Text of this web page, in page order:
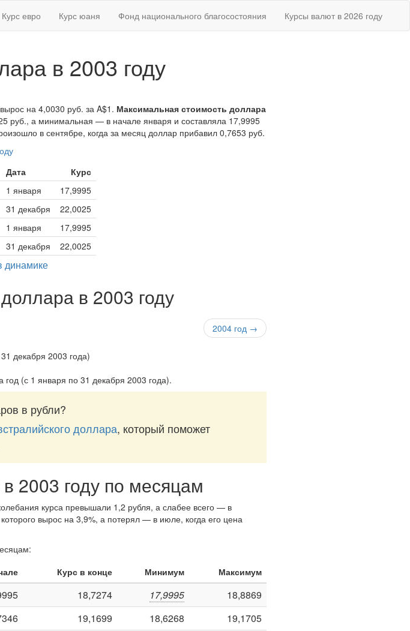
Курс евро Курс юаня Фонд национального благосостояния Курсы валют в 2026 году
в 2003 году
на 4,0030 руб. за A$1. Максимальная стоимость доллара
руб., а минимальная — в начале января и составляла 17,9995
в сентябре, когда за месяц доллар прибавил 0,7653 руб.
Дата
Курс
1 января
17,9995
31 декабря
22,0025
1 января
17,9995
31 декабря 22,0025
динамике
в 2003 году
2004 год →
год (с 1 января по 31 декабря 2003 года).
в рубли?
доллара, который поможет
2003 году по месяцам
курса превышали 1,2 рубля, а слабее всего — в
вырос на 3,9%, а потерял — в июле, когда его цена
Курс в конце Минимум Максимум
18,7274 17,9995
18,8869
19,1699 18,6268
19,1705